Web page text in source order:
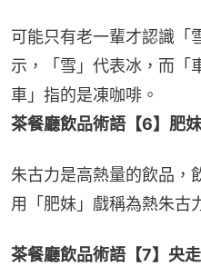
可能只有老一輩才認識「
示，「雪」代表冰，而「
車」指的是凍咖啡。
茶餐廳飲品術語【6】肥
朱古力是高熱量的飲品，
用「肥妹」戲稱為熱朱古
茶餐廳飲品術語【7】央